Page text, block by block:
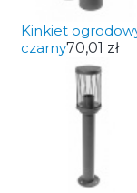
Kinkiet
czarny70,01 zł